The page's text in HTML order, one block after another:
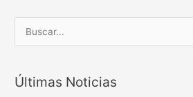
c
Últimas Noticias